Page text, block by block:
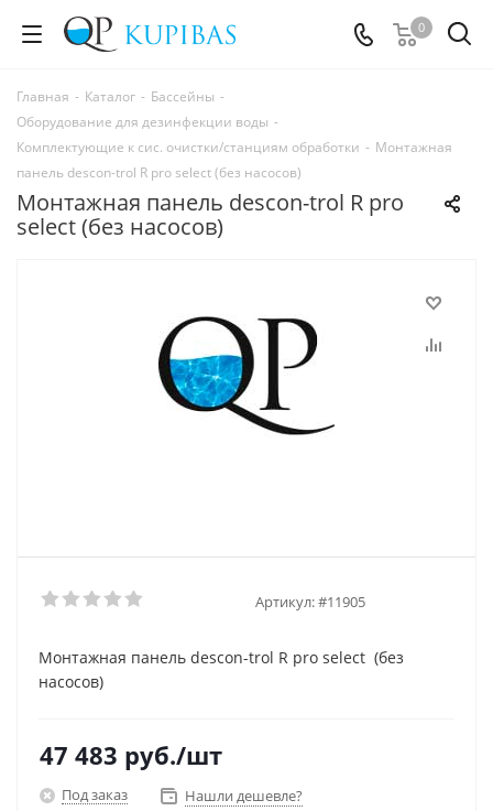
0
Главная - Каталог - Бассейны -
Оборудование для дезинфекции воды -
Комплектующие к сис. очистки/станциям обработки - Монтажная
панель descon-trol R pro select (без насосов)
Монтажная панель descon-trol R pro
select (без насосов)
Артикул:#11905
Монтажная панель descon-trol R pro select (без
насосов)
47 483 руб./шт
Под заказ Нашли дешевле?